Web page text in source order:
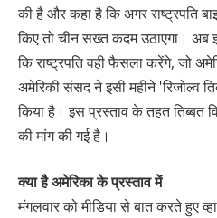
की है और कहा है कि अगर राष्ट्रपति
किए तो चीन सख्त कदम उठाएगा। अब
कि राष्ट्रपति वही फैसला करेंगे, जो
अमेरिकी संसद ने इसी महीने 'रिजोल्व
किया है। इस प्रस्ताव के तहत तिब्बत
की मांग की गई है।
क्या है अमेरिका के प्रस्ताव में
मंगलवार को मीडिया से बात करते हुए